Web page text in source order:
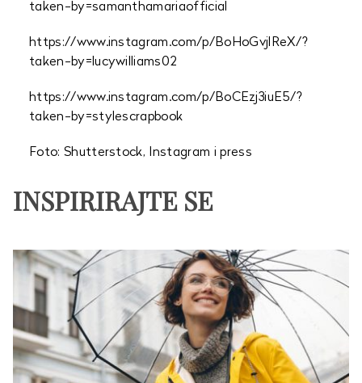
taken-by=samanthamariaofficial
https://www.instagram.com/p/BoHoGvjlReX/?
taken-by=lucywilliams02
https://www.instagram.com/p/BoCEzj3iuE5/?
taken-by=stylescrapbook
Foto: Shutterstock, Instagram i press
INSPIRIRAJTE SE